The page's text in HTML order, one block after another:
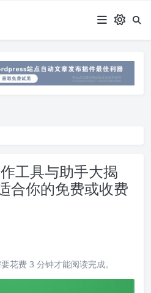
工具与助手大揭
合你的免费或收费
花费 3 分钟才能阅读完成。